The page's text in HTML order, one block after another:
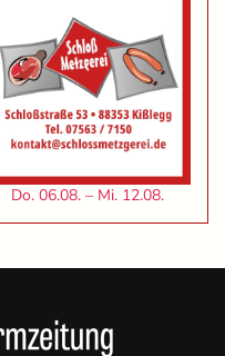
Do. 06.08. – Mi. 12.08.